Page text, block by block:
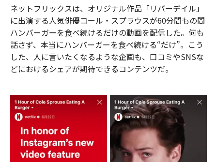
ネットフリックスは、オリジナル作品「リバーデイル」
に出演する人気俳優コール・スプラウスが60分間もの間
ハンバーガーを食べ続けるだけの動画を配信した。何も
話さず、本当にハンバーガーを食べ続ける“だけ”。こう
した、人に言いたくなるような企画も、口コミやSNSな
どにおけるシェアが期待できるコンテンツだ。